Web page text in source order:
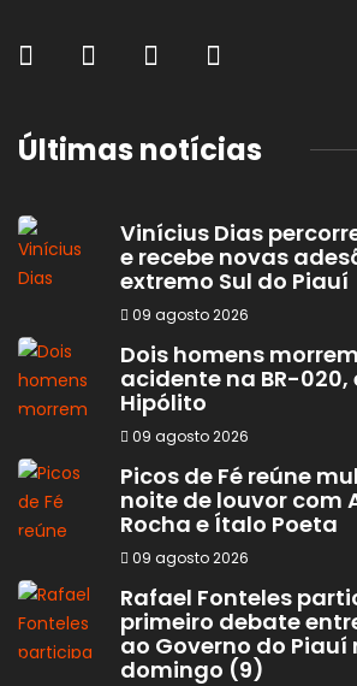
Últimas notícias
Vinícius Dias
e recebe novas
extremo Sul do Piauí
09 agosto 2026
Dois homens
acidente na BR-020,
Hipólito
09 agosto 2026
Picos de Fé reúne
noite de louvor com
Rocha e Ítalo Poeta
09 agosto 2026
Rafael Fonteles
primeiro debate
ao Governo do Piauí
domingo (9)